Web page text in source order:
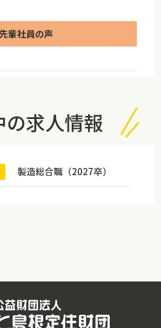
先輩社員の声
求人情報
製造総合職（2027卒）